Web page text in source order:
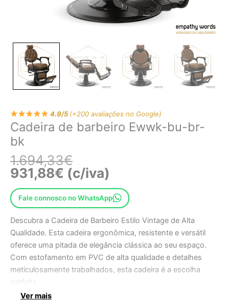
4.9/5(+200 avaliações no Google)
Cadeira de barbeiro Ewwk-bu-br-
bk
1.694,33€
931,88€ (c/iva)
Fale connosco no WhatsApp
Descubra a Cadeira de Barbeiro Estilo Vintage de Alta
Qualidade. Esta cadeira ergonômica, resistente e versátil
oferece uma pitada de elegância clássica ao seu espaço.
Com estofamento em PVC de alta qualidade e detalhes
meticulosamente trabalhados, esta cadeira é a escolha
perfeita.
Ver mais